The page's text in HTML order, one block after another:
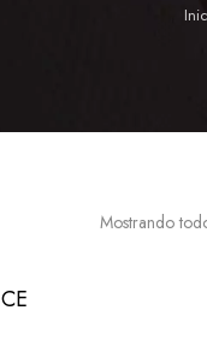
Mostrando